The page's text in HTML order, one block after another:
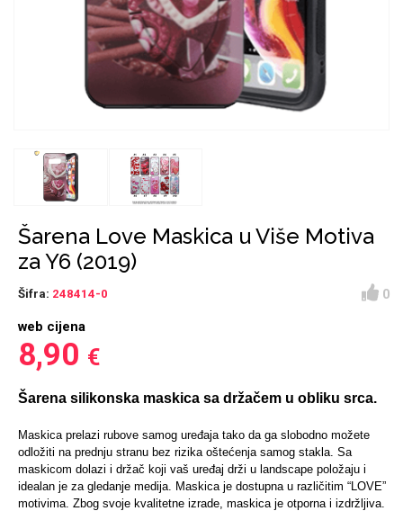
Šarena Love Maskica u Više Motiva
za Y6 (2019)
Šifra: 248414-0
0
web cijena
8,90 €
Šarena silikonska maskica sa držačem u obliku srca.
Maskica prelazi rubove samog uređaja tako da ga slobodno možete
odložiti na prednju stranu bez rizika oštećenja samog stakla. Sa
maskicom dolazi i držač koji vaš uređaj drži u landscape položaju i
idealan je za gledanje medija. Maskica je dostupna u različitim “LOVE”
motivima. Zbog svoje kvalitetne izrade, maskica je otporna i izdržljiva.
Babe Šaljivi motivi
Croatos
Gym
Sleng Feel Good
Samsung Xiaomi
Punjači za mobitel
Univerzalno kaljeno staklo
Preklopne maskice
Samsung Huawei
Držači za romobil Držači za ruku
Ostali držači
USB kablovi HDMI kabel
AUX kablovi
FM Transmitteri HI-FI linije